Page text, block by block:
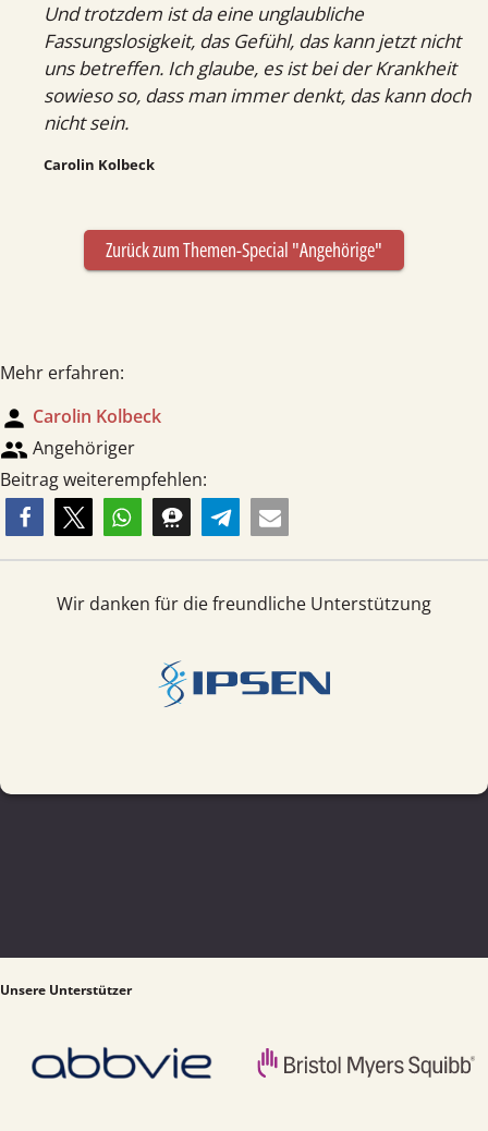
Und trotzdem ist da eine unglaubliche
Fassungslosigkeit, das Gefühl, das kann jetzt nicht
uns betreffen. Ich glaube, es ist bei der Krankheit
sowieso so, dass man immer denkt, das kann doch
nicht sein.
Carolin Kolbeck
Zurück zum Themen-Special "Angehörige"
Mehr erfahren:
person Carolin Kolbeck
group Angehöriger
Beitrag weiterempfehlen:
Wir danken für die freundliche Unterstützung
Unsere Unterstützer